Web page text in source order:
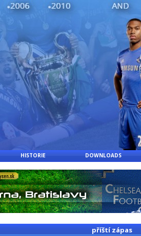
HISTORIE DOWNLOADS
příští zápas